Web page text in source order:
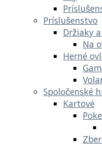
Príslušenstvo
Držiaky
Na
Herné
Spoločenské
Kartové